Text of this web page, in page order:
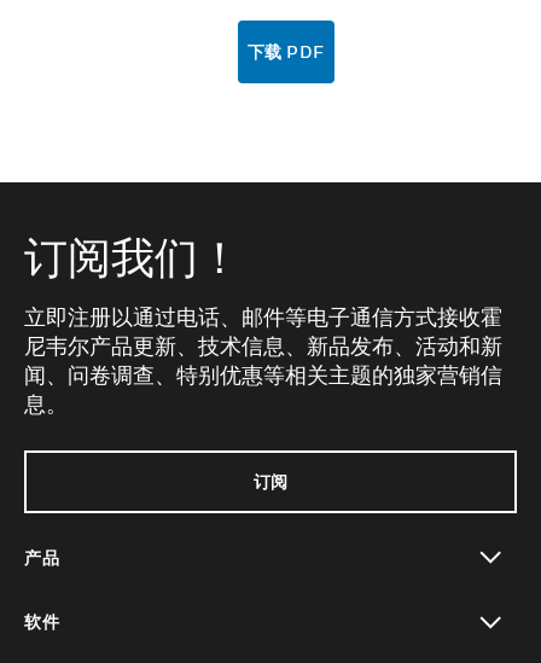
下载 PDF
订阅我们！
立即注册以通过电话、邮件等电子通信方式接收霍
尼韦尔产品更新、技术信息、新品发布、活动和新
闻、问卷调查、特别优惠等相关主题的独家营销信
息。
订阅
产品
软件